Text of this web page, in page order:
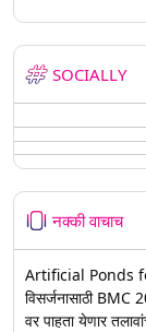
SOCIALLY
नक्की वाचाच
Artificial Ponds
विसर्जनासाठी
वर पाहता येणार